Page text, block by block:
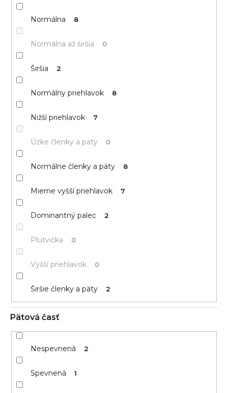
Normálna 8
Normálna až širšia 0
Širšia 2
Normálny priehlavok 8
Nižší priehlavok 7
Úzke členky a päty 0
Normálne členky a päty 8
Mierne vyšší priehlavok 7
Dominantný palec 2
Plutvička 0
Vyšší priehlavok 0
Širšie členky a päty 2
Pätová časť
Nespevnená 2
Spevnená 1